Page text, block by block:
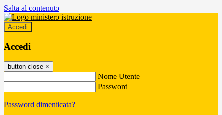
Salta al contenuto
Accedi
Accedi
button close ×
Nome Utente
Password
Password dimenticata?